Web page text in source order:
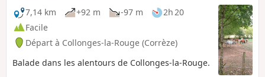
7,14 km
+92 m -97 m
2h 20
Facile
Départ à Collonges-la-Rouge (Corrèze)
Balade dans les alentours de Collonges-la-Rouge.